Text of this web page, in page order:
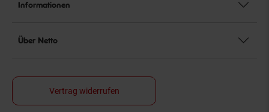
Informationen
Über Netto
Vertrag widerrufen